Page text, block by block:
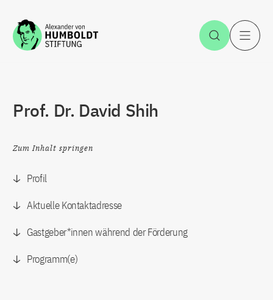
Zum Inhalt springen Suche
Prof. Dr. David Shih
Zum Inhalt springen
Profil
Aktuelle Kontaktadresse
Gastgeber*innen während der Förderung
Programm(e)